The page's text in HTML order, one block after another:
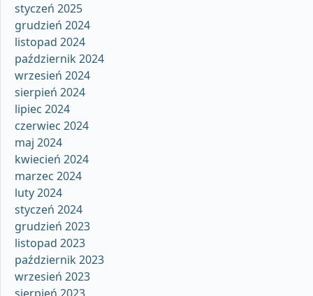
styczeń 2025
grudzień 2024
listopad 2024
październik 2024
wrzesień 2024
sierpień 2024
lipiec 2024
czerwiec 2024
maj 2024
kwiecień 2024
marzec 2024
luty 2024
styczeń 2024
grudzień 2023
listopad 2023
październik 2023
wrzesień 2023